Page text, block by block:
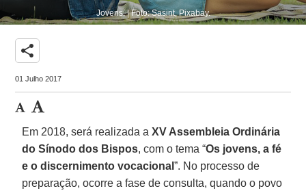
Jovens. | Foto: Sasint, Pixabay.
share
01 Julho 2017
Em 2018, será realizada aXV Assembleia Ordinária
do Sínodo dos Bispos, com o tema “Os jovens, a fé
e o discernimento vocacional”. No processo de
preparação, ocorre a fase de consulta, quando o povo